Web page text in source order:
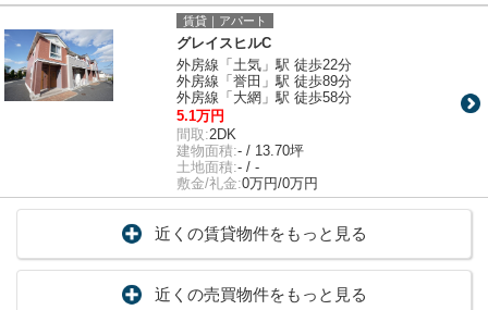
賃貸｜アパート
グレイスヒルC
外房線「土気」駅 徒歩22分
外房線「誉田」駅 徒歩89分
外房線「大網」駅 徒歩58分
5.1万円
間取:2DK
建物面積:- / 13.70坪
土地面積:- / -
敷金/礼金:0万円/0万円
近くの賃貸物件をもっと見る
近くの売買物件をもっと見る